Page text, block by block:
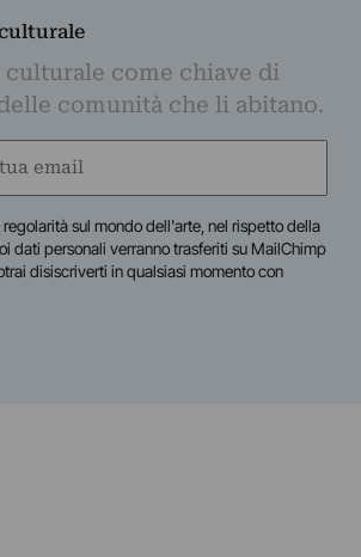
come chiave di
comunità che li abitano.
sul mondo dell'arte, nel rispetto della
dati personali verranno trasferiti su MailChimp
disiscriverti in qualsiasi momento con